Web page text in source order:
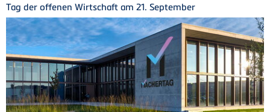
Tag der offenen Wirtschaft am 21. September